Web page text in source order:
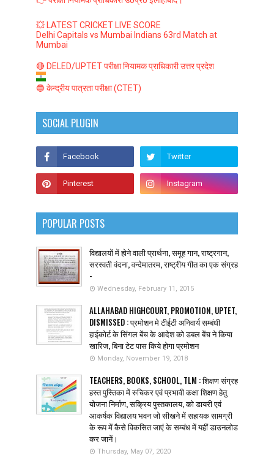
💥 LATEST CRICKET LIVE SCORE
Delhi Capitals vs Mumbai Indians 63rd Match at
Mumbai
🔴 DELED/UPTET परीक्षा नियामक प्राधिकारी उत्तर प्रदेश
🔵 केन्द्रीय पात्रता परीक्षा (CTET)
SOCIAL PLUGIN
POPULAR POSTS
विद्यालयों में होने वाली प्रार्थना, समूह गान, राष्ट्रगान,
सरस्वती वंदना, वन्देमातरम, राष्ट्रीय गीत का एक संग्रह
-
Wednesday, February 11, 2015
ALLAHABAD HIGHCOURT, PROMOTION, UPTET,
DISMISSED : प्रमोशन मे टीईटी अनिवार्य सम्बंधी
हाईकोर्ट के सिंगल बेंच के आदेश को डबल बेंच ने किया
खारिज, बिना टेट पास किये होगा प्रमोशन
Monday, November 19, 2018
TEACHERS, BOOKS, SCHOOL, TLM : शिक्षण संग्रह
हस्त पुस्तिका में रुचिकर एवं प्रभावी कक्षा शिक्षण हेतु
योजना निर्माण, सक्रिय पुस्तकालय, को डायरी एवं
आकर्षक विद्यालय भवन जो सीखने में सहायक सामग्री
के रूप में कैसे विकसित जाएं के सम्बंध में यहीं डाउनलोड
कर जानें।
Thursday, May 07, 2020